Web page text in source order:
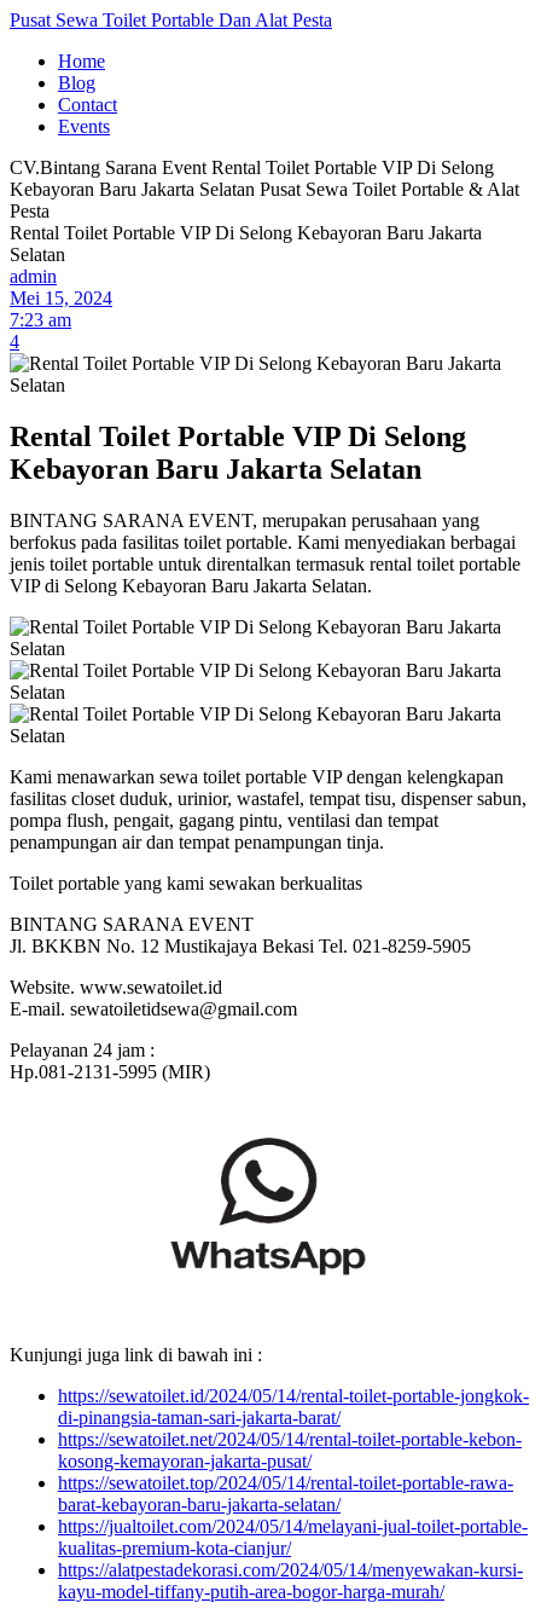
Pusat Sewa Toilet Portable Dan Alat Pesta
Home
Blog
Contact
Events
CV.Bintang Sarana Event Rental Toilet Portable VIP Di Selong
Kebayoran Baru Jakarta Selatan Pusat Sewa Toilet Portable & Alat
Pesta
Rental Toilet Portable VIP Di Selong Kebayoran Baru Jakarta
Selatan
admin
Mei 15, 2024
7:23 am
4
Rental Toilet Portable VIP Di Selong
Kebayoran Baru Jakarta Selatan
BINTANG SARANA EVENT, merupakan perusahaan yang
berfokus pada fasilitas toilet portable. Kami menyediakan berbagai
jenis toilet portable untuk direntalkan termasuk rental toilet portable
VIP di Selong Kebayoran Baru Jakarta Selatan.
Kami menawarkan sewa toilet portable VIP dengan kelengkapan
fasilitas closet duduk, urinior, wastafel, tempat tisu, dispenser sabun,
pompa flush, pengait, gagang pintu, ventilasi dan tempat
penampungan air dan tempat penampungan tinja.
Toilet portable yang kami sewakan berkualitas
BINTANG SARANA EVENT
Jl. BKKBN No. 12 Mustikajaya Bekasi Tel. 021-8259-5905
Website. www.sewatoilet.id
E-mail. sewatoiletidsewa@gmail.com
Pelayanan 24 jam :
Hp.081-2131-5995 (MIR)
Kunjungi juga link di bawah ini :
https://sewatoilet.id/2024/05/14/rental-toilet-portable-jongkok-
di-pinangsia-taman-sari-jakarta-barat/
https://sewatoilet.net/2024/05/14/rental-toilet-portable-kebon-
kosong-kemayoran-jakarta-pusat/
https://sewatoilet.top/2024/05/14/rental-toilet-portable-rawa-
barat-kebayoran-baru-jakarta-selatan/
https://jualtoilet.com/2024/05/14/melayani-jual-toilet-portable-
kualitas-premium-kota-cianjur/
https://alatpestadekorasi.com/2024/05/14/menyewakan-kursi-
kayu-model-tiffany-putih-area-bogor-harga-murah/